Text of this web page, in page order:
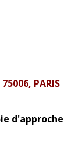
PARIS
d'approche